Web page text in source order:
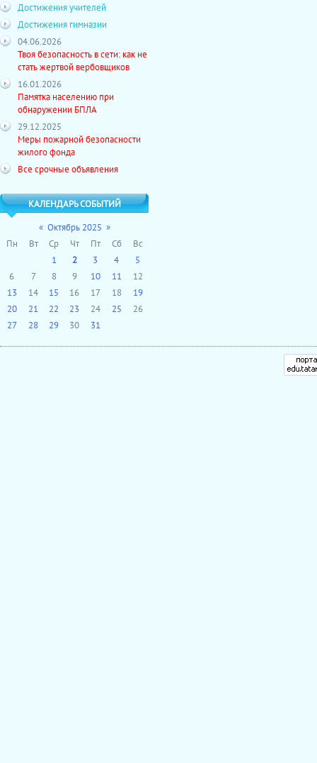
Достижения учителей
Достижения гимназии
04.06.2026
Твоя безопасность в сети: как не
стать жертвой вербовщиков
16.01.2026
Памятка населению при
обнаружении БПЛА
29.12.2025
Меры пожарной безопасности
жилого фонда
Все срочные объявления
КАЛЕНДАРЬ СОБЫТИЙ
« Октябрь 2025 »
Пн
Вт Ср Чт Пт Сб
Вс
1
2 3 4
5
6
7 8 9 10 11
12
13
14 15 16 17 18
19
20
21 22 23 24 25
26
27
28 29 30 31